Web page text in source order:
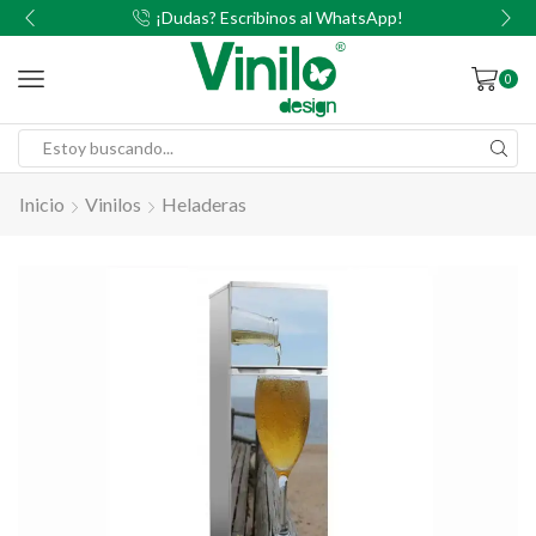
¡Dudas? Escribinos al WhatsApp!
0
Inicio Vinilos Heladeras